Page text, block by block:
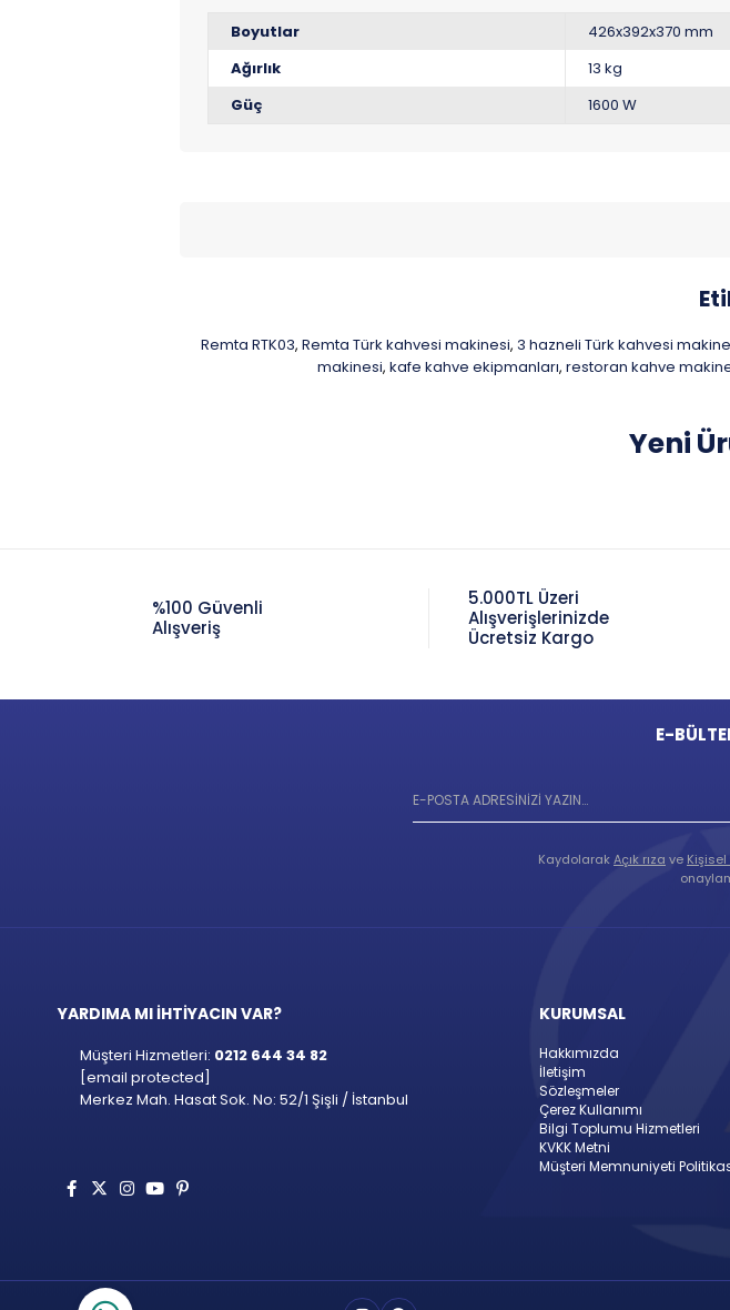
Boyutlar
426x392x370 mm
Ağırlık
13 kg
Güç
1600 W
Remta RTK03, Remta Türk kahvesi makinesi, 3 hazneli Türk kahvesi
makinesi, kafe kahve ekipmanları, restoran kahve
Yeni
%100 Güvenli
Alışveriş
5.000TL Üzeri
Alışverişlerinizde
Ücretsiz Kargo
E-
KaydolarakAçık rıza ve
YARDIMA MI İHTİYACIN VAR?
Müşteri Hizmetleri: 0212 644 34 82
[email protected]
Merkez Mah. Hasat Sok. No: 52/1 Şişli / İstanbul
KURUMSAL
Hakkımızda
İletişim
Sözleşmeler
Çerez Kullanımı
Bilgi Toplumu Hizmetleri
KVKK Metni
Müşteri Memnuniyeti